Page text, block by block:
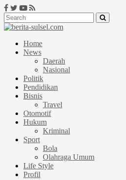
Home
News
Daerah
Nasional
Politik
Pendidikan
Bisnis
Travel
Otomotif
Hukum
Kriminal
Sport
Bola
Olahraga Umum
Life Style
Profil